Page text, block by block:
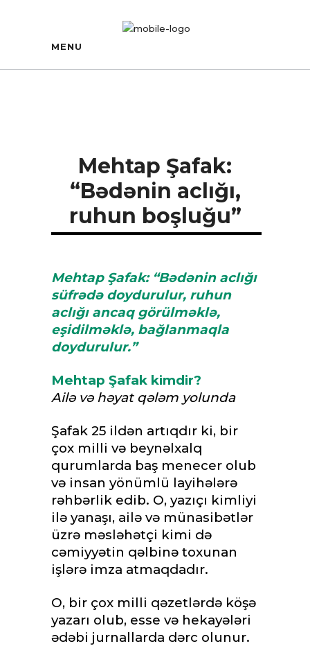
MENU
Mehtap Şafak:
“Bədənin aclığı,
ruhun boşluğu”
Mehtap Şafak: “Bədənin aclığı
süfrədə doydurulur, ruhun
aclığı ancaq görülməklə,
eşidilməklə, bağlanmaqla
doydurulur.”
Mehtap Şafak kimdir?
Ailə və həyat qələm yolunda
Şafak 25 ildən artıqdır ki, bir
çox milli və beynəlxalq
qurumlarda baş menecer olub
və insan yönümlü layihələrə
rəhbərlik edib. O, yazıçı kimliyi
ilə yanaşı, ailə və münasibətlər
üzrə məsləhətçi kimi də
cəmiyyətin qəlbinə toxunan
işlərə imza atmaqdadır.
O, bir çox milli qəzetlərdə köşə
yazarı olub, esse və hekayələri
ədəbi jurnallarda dərc olunur.